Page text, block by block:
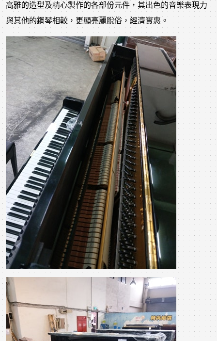
高雅的造型及精心製作的各部份元件，其出色的音樂表現力
與其他的鋼琴相較，更顯亮麗脫俗，經濟實惠。